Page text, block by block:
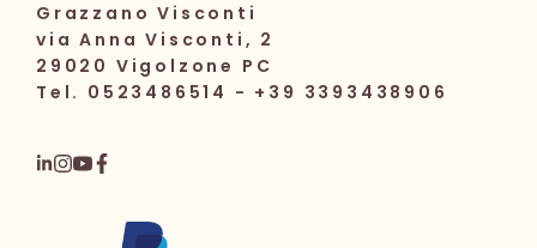
Grazzano Visconti
via Anna Visconti, 2
29020 Vigolzone PC
Tel. 0523486514 - +39 3393438906